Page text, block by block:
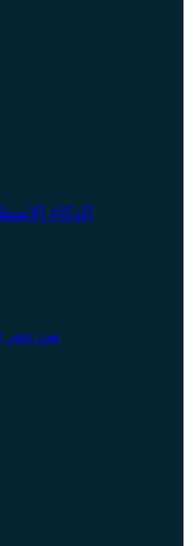
الذكاء
من دور